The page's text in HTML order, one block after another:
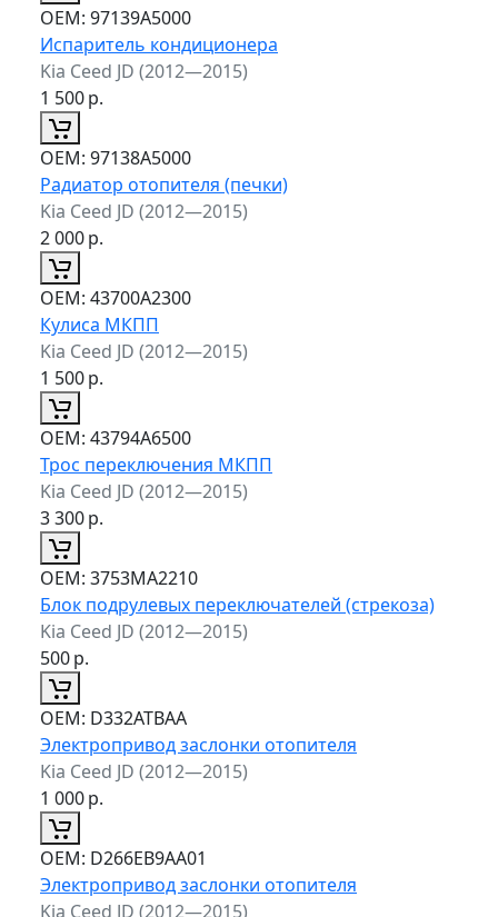
ОЕМ: 97139A5000
Испаритель кондиционера
Kia Ceed JD (2012—2015)
1 500р.
ОЕМ: 97138A5000
Радиатор отопителя (печки)
Kia Ceed JD (2012—2015)
2 000р.
ОЕМ: 43700A2300
Кулиса МКПП
Kia Ceed JD (2012—2015)
1 500р.
ОЕМ: 43794A6500
Трос переключения МКПП
Kia Ceed JD (2012—2015)
3 300р.
ОЕМ: 3753MA2210
Блок подрулевых переключателей (стрекоза)
Kia Ceed JD (2012—2015)
500р.
ОЕМ: D332ATBAA
Электропривод заслонки отопителя
Kia Ceed JD (2012—2015)
1 000р.
ОЕМ: D266EB9AA01
Электропривод заслонки отопителя
Kia Ceed JD (2012—2015)